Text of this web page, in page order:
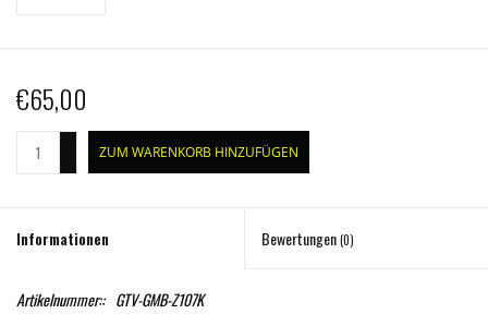
€65,00
ZUM WARENKORB HINZUFÜGEN
Informationen Bewertungen(0)
Artikelnummer:: GTV-GMB-Z107K